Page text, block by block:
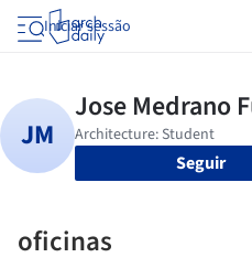
Iniciar sessão
Seguir
oficinas